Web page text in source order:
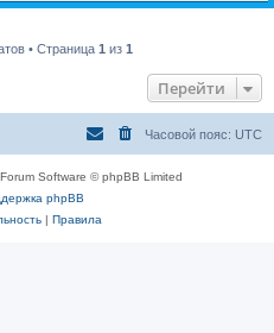
• Страница 1 из 1
Перейти
Часовой пояс: UTC
Software © phpBB Limited
phpBB
| Правила